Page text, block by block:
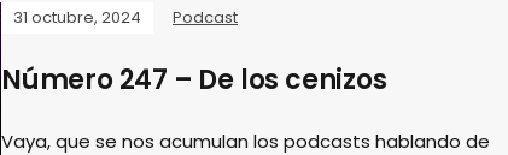
31 octubre, 2024 Podcast
Número 247 – De los cenizos
Vaya, que se nos acumulan los podcasts hablando de